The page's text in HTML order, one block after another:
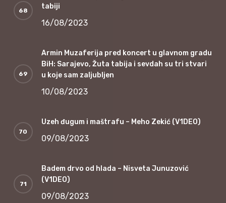
tabiji
16/08/2023
Armin Muzaferija pred koncert u glavnom gradu
BiH: Sarajevo, Žuta tabija i sevdah su tri stvari
u koje sam zaljubljen
10/08/2023
Uzeh đugum i maštrafu – Meho Zekić (V1DEO)
09/08/2023
Badem drvo od hlada – Nisveta Junuzović
(V1DEO)
09/08/2023